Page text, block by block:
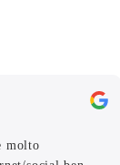
molto